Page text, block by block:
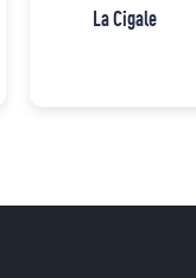
La Cigale